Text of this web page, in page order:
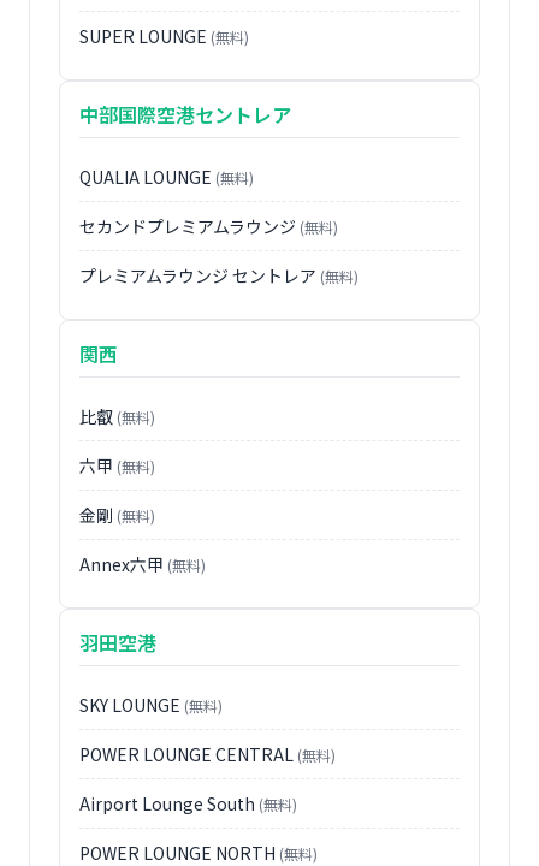
SUPER LOUNGE (無料)
中部国際空港セントレア
QUALIA LOUNGE (無料)
セカンドプレミアムラウンジ (無料)
プレミアムラウンジ セントレア (無料)
関西
比叡 (無料)
六甲 (無料)
金剛 (無料)
Annex六甲 (無料)
羽田空港
SKY LOUNGE (無料)
POWER LOUNGE CENTRAL (無料)
Airport Lounge South (無料)
POWER LOUNGE NORTH (無料)